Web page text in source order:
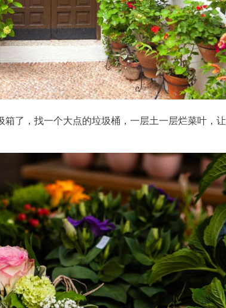
了，找一个大点的垃圾桶，一层土一层烂菜叶，让